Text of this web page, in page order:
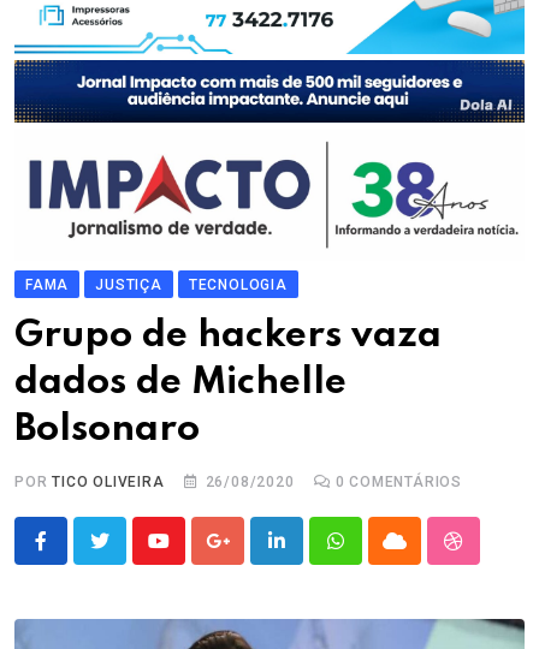
FAMA JUSTIÇA TECNOLOGIA
Grupo de hackers vaza
dados de Michelle
Bolsonaro
PORTICO OLIVEIRA 26/08/2020 0 COMENTÁRIOS
YoutubeGoogle+LinkedInWhatsappCloud